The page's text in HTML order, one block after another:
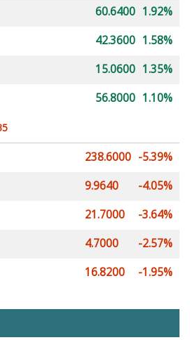
60.6400 1.92%
42.3600 1.58%
15.0600 1.35%
56.8000 1.10%
238.6000 -5.39%
9.9640
-4.05%
21.7000
-3.64%
4.7000
-2.57%
16.8200 -1.95%